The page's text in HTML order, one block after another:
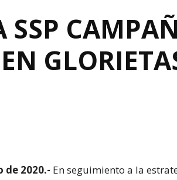
de 2020.- En seguimiento a la